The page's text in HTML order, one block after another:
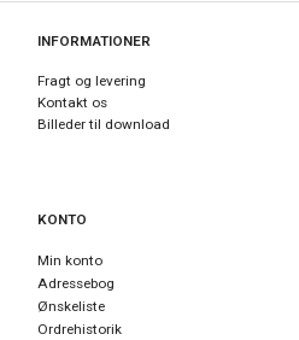
INFORMATIONER
Fragt og levering
Kontakt os
Billeder til download
KONTO
Min konto
Adressebog
Ønskeliste
Ordrehistorik